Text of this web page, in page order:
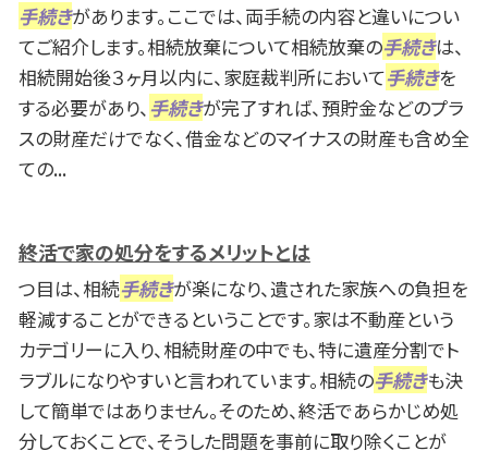
手続きがあります。ここでは、両手続の内容と違いについ
てご紹介します。相続放棄について相続放棄の手続きは、
相続開始後３ヶ月以内に、家庭裁判所において手続きを
する必要があり、 手続きが完了すれば、預貯金などのプラ
スの財産だけでなく、借金などのマイナスの財産も含め全
ての...
終活で家の処分をするメリットとは
つ目は、相続手続きが楽になり、遺された家族への負担を
軽減することができるということです。家は不動産という
カテゴリーに入り、相続財産の中でも、特に遺産分割でト
ラブルになりやすいと言われています。相続の手続きも決
して簡単ではありません。そのため、終活であらかじめ処
分しておくことで、そうした問題を事前に取り除くことが